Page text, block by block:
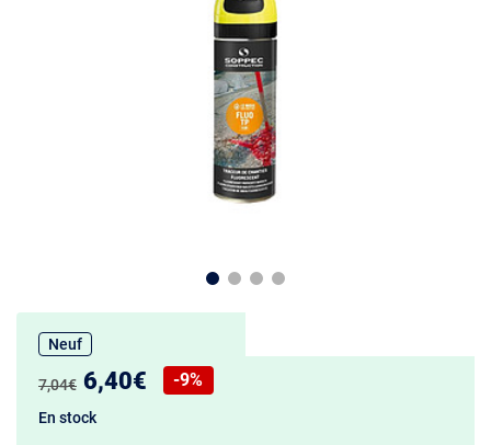
Neuf
Ancien prix :
7,04€ Nouveau prix :
6,40€
Réduction de :
-9%
En stock